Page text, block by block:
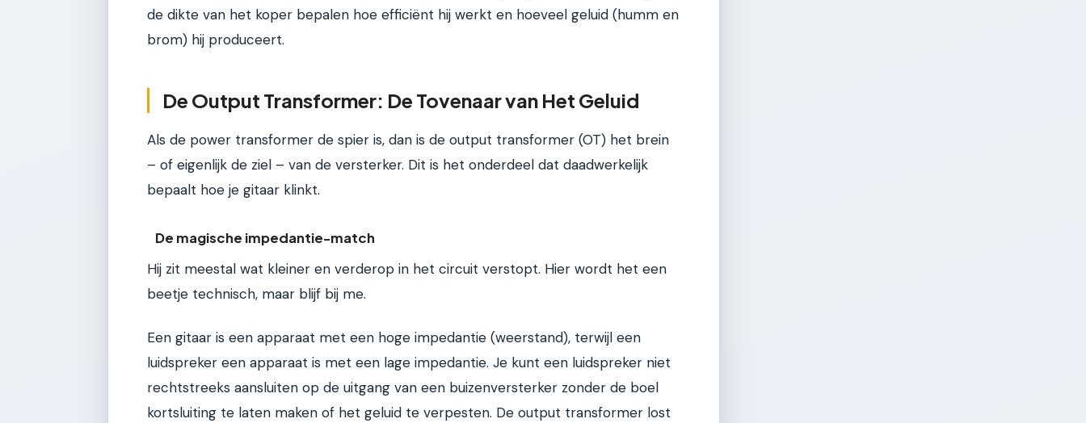
de dikte van het koper bepalen hoe efficiënt hij werkt en hoeveel geluid (humm en
brom) hij produceert.
De Output Transformer: De Tovenaar van Het Geluid
Als de power transformer de spier is, dan is de output transformer (OT) het brein
– of eigenlijk de ziel – van de versterker. Dit is het onderdeel dat daadwerkelijk
bepaalt hoe je gitaar klinkt.
De magische impedantie-match
Hij zit meestal wat kleiner en verderop in het circuit verstopt. Hier wordt het een
beetje technisch, maar blijf bij me.
Een gitaar is een apparaat met een hoge impedantie (weerstand), terwijl een
luidspreker een apparaat is met een lage impedantie. Je kunt een luidspreker niet
rechtstreeks aansluiten op de uitgang van een buizenversterker zonder de boel
kortsluiting te laten maken of het geluid te verpesten. De output transformer lost